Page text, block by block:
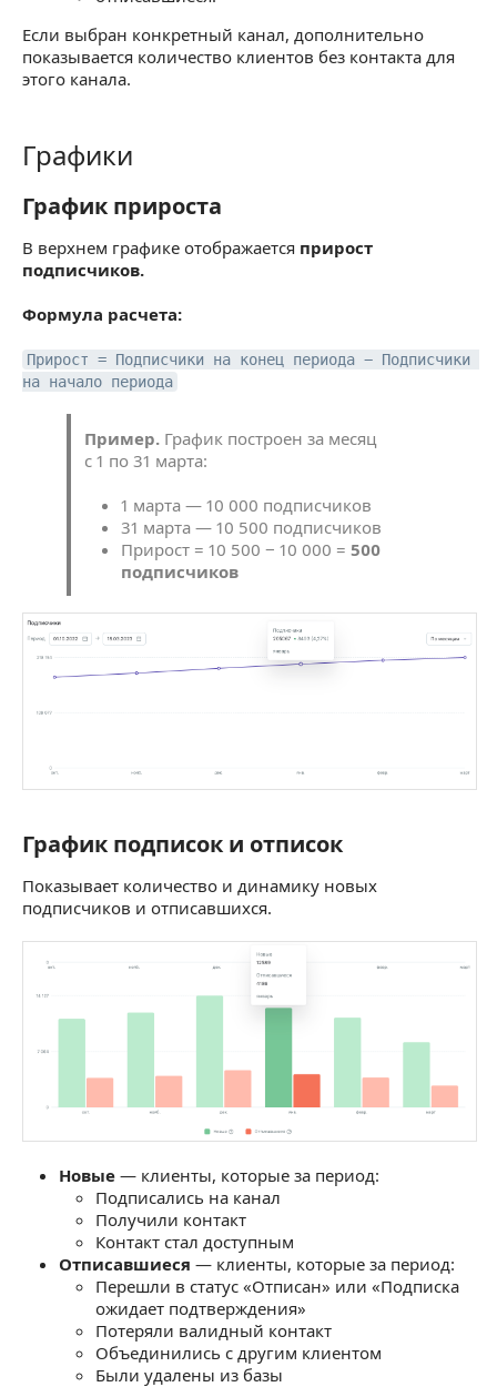
Если выбран конкретный канал, дополнительно
показывается количество клиентов без контакта для
этого канала.
Графики
Графики
График прироста
График прироста
В верхнем графике отображается прирост
подписчиков.
Формула расчета:
Прирост = Подписчики на конец периода − Подписчики
на начало периода
Пример. График построен за месяц
с 1 по 31 марта:
1 марта — 10 000 подписчиков
31 марта — 10 500 подписчиков
Прирост = 10 500 − 10 000 = 500
подписчиков
График подписок и отписок
График подписок и отписок
Показывает количество и динамику новых
подписчиков и отписавшихся.
Новые — клиенты, которые за период:
Подписались на канал
Получили контакт
Контакт стал доступным
Отписавшиеся — клиенты, которые за период:
Перешли в статус «Отписан» или «Подписка
ожидает подтверждения»
Потеряли валидный контакт
Объединились с другим клиентом
Были удалены из базы